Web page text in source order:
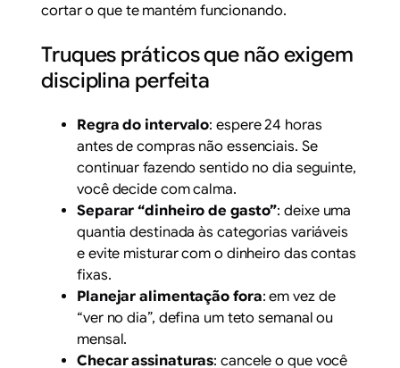
cortar o que te mantém funcionando.
Truques práticos que não exigem
disciplina perfeita
Regra do intervalo: espere 24 horas
antes de compras não essenciais. Se
continuar fazendo sentido no dia seguinte,
você decide com calma.
Separar “dinheiro de gasto”: deixe uma
quantia destinada às categorias variáveis
e evite misturar com o dinheiro das contas
fixas.
Planejar alimentação fora: em vez de
“ver no dia”, defina um teto semanal ou
mensal.
Checar assinaturas: cancele o que você